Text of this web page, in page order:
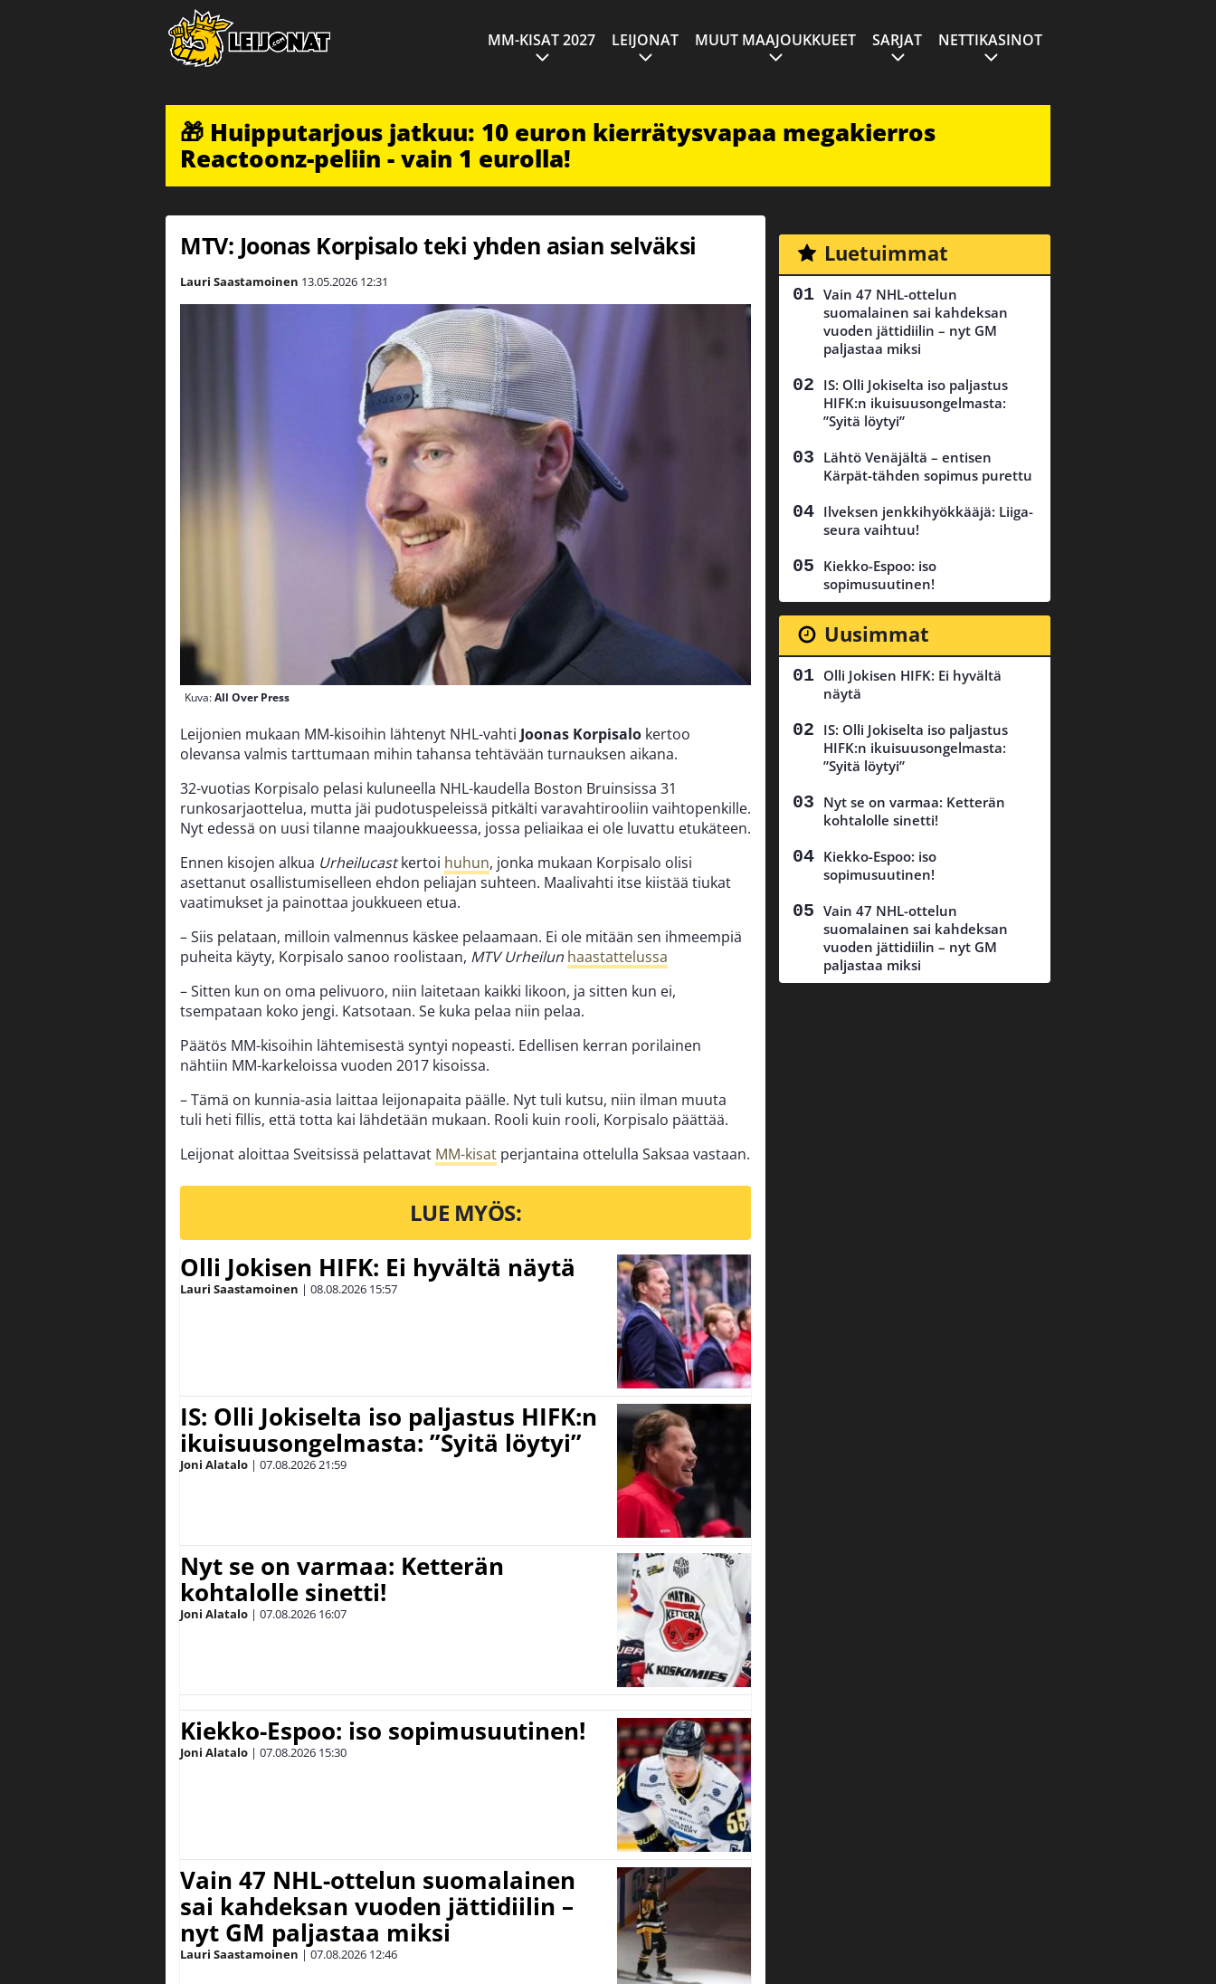
MM-KISAT 2027 LEIJONAT MUUT MAAJOUKKUEET SARJAT NETTIKASINOT
🎁 Huipputarjous jatkuu: 10 euron kierrätysvapaa megakierros
Reactoonz-peliin - vain 1 eurolla!
MTV: Joonas Korpisalo teki yhden asian selväksi
Lauri Saastamoinen 13.05.2026 12:31
Kuva:All Over Press
Leijonien mukaan MM-kisoihin lähtenyt NHL-vahti Joonas Korpisalo kertoo
olevansa valmis tarttumaan mihin tahansa tehtävään turnauksen aikana.
32-vuotias Korpisalo pelasi kuluneella NHL-kaudella Boston Bruinsissa 31
runkosarjaottelua, mutta jäi pudotuspeleissä pitkälti varavahtirooliin vaihtopenkille.
Nyt edessä on uusi tilanne maajoukkueessa, jossa peliaikaa ei ole luvattu etukäteen.
Ennen kisojen alkua Urheilucastkertoi huhun, jonka mukaan Korpisalo olisi
asettanut osallistumiselleen ehdon peliajan suhteen. Maalivahti itse kiistää tiukat
vaatimukset ja painottaa joukkueen etua.
– Siis pelataan, milloin valmennus käskee pelaamaan. Ei ole mitään sen ihmeempiä
puheita käyty, Korpisalo sanoo roolistaan, MTV Urheilun haastattelussa
– Sitten kun on oma pelivuoro, niin laitetaan kaikki likoon, ja sitten kun ei,
tsempataan koko jengi. Katsotaan. Se kuka pelaa niin pelaa.
Päätös MM-kisoihin lähtemisestä syntyi nopeasti. Edellisen kerran porilainen
nähtiin MM-karkeloissa vuoden 2017 kisoissa.
– Tämä on kunnia-asia laittaa leijonapaita päälle. Nyt tuli kutsu, niin ilman muuta
tuli heti fillis, että totta kai lähdetään mukaan. Rooli kuin rooli, Korpisalo päättää.
Leijonat aloittaa Sveitsissä pelattavat MM-kisat perjantaina ottelulla Saksaa vastaan.
LUE MYÖS:
Olli Jokisen HIFK: Ei hyvältä näytä
Lauri Saastamoinen | 08.08.2026 15:57
IS: Olli Jokiselta iso paljastus HIFK:n
ikuisuusongelmasta: ”Syitä löytyi”
Joni Alatalo | 07.08.202621:59
Nyt se on varmaa: Ketterän
kohtalolle sinetti!
Joni Alatalo | 07.08.2026 16:07
Kiekko-Espoo: iso sopimusuutinen!
Joni Alatalo | 07.08.2026 15:30
Vain 47 NHL-ottelun suomalainen
sai kahdeksan vuoden jättidiilin –
nyt GM paljastaa miksi
Lauri Saastamoinen | 07.08.2026 12:46
Luetuimmat
Vain 47 NHL-ottelun
suomalainen sai kahdeksan
vuoden jättidiilin – nyt GM
paljastaa miksi
IS: Olli Jokiselta iso paljastus
HIFK:n ikuisuusongelmasta:
”Syitä löytyi”
Lähtö Venäjältä – entisen
Kärpät-tähden sopimus purettu
Ilveksen jenkkihyökkääjä: Liiga-
seura vaihtuu!
Kiekko-Espoo: iso
sopimusuutinen!
Uusimmat
Olli Jokisen HIFK: Ei hyvältä
näytä
IS: Olli Jokiselta iso paljastus
HIFK:n ikuisuusongelmasta:
”Syitä löytyi”
Nyt se on varmaa: Ketterän
kohtalolle sinetti!
Kiekko-Espoo: iso
sopimusuutinen!
Vain 47 NHL-ottelun
suomalainen sai kahdeksan
vuoden jättidiilin – nyt GM
paljastaa miksi